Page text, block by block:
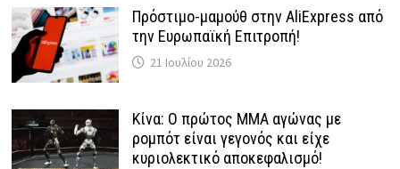
Πρόστιμο-μαμούθ στην AliExpress από
την Ευρωπαϊκή Επιτροπή!
21 Ιουλίου 2026
Κίνα: Ο πρώτος MMA αγώνας με
ρομπότ είναι γεγονός και είχε
κυριολεκτικό αποκεφαλισμό!